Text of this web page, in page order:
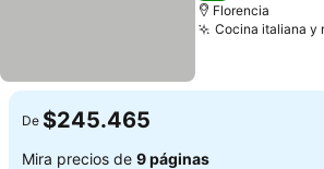
Florencia
Cocina italiana y
De $245.465
Mira precios de 9 páginas